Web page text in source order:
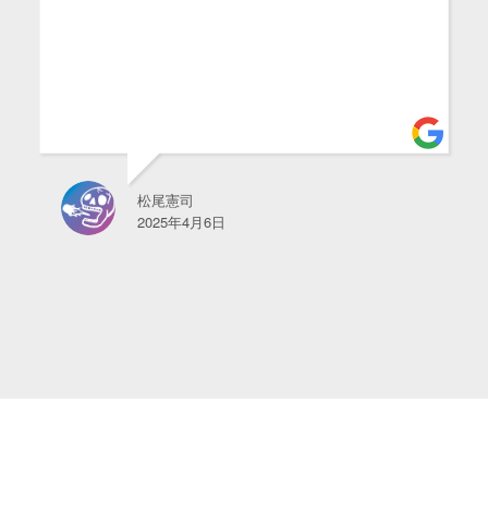
松尾憲司
2025年4月6日